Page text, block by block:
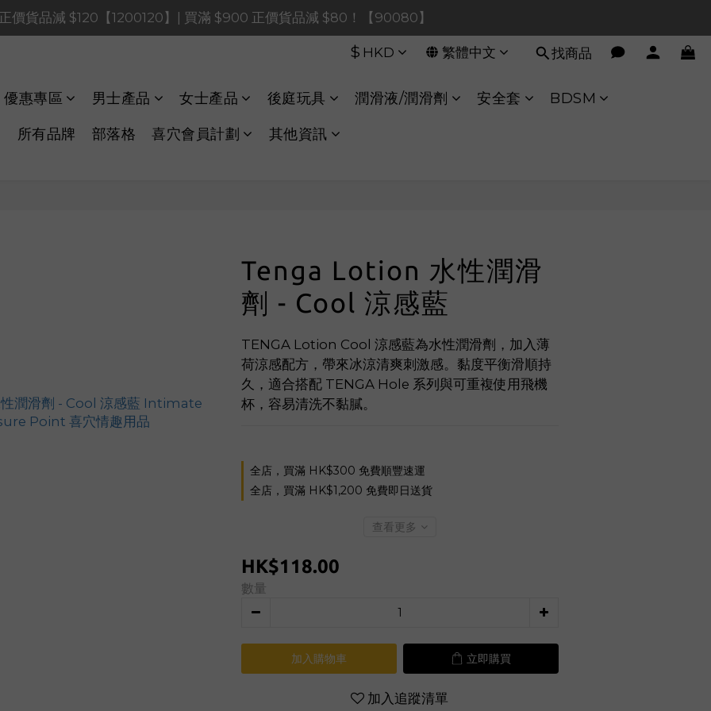
價貨品減 $120【1200120】| 買滿 $900 正價貨品減 $80！【90080】
價貨品減 $120【1200120】| 買滿 $900 正價貨品減 $80！【90080】
正價貨品減 $40【60040】| 買滿 $400 正價貨品減 $20【40020】
Payments FPS將於 2026 年 8 月 9 日（日）凌晨 01:00 至 11:00 暫停交易
價貨品減 $120【1200120】| 買滿 $900 正價貨品減 $80！【90080】
$ HKD 繁體中文 找商品
優惠專區 男士產品 女士產品 後庭玩具 潤滑液/潤滑劑 安全套 BDSM
所有品牌 部落格 喜穴會員計劃 其他資訊
Tenga Lotion 水性潤滑
劑 - Cool 涼感藍
TENGA Lotion Cool 涼感藍為水性潤滑劑，加入薄
荷涼感配方，帶來冰涼清爽刺激感。黏度平衡滑順持
久，適合搭配 TENGA Hole 系列與可重複使用飛機
杯，容易清洗不黏膩。
全店，買滿 HK$300 免費順豐速運
全店，買滿 HK$1,200 免費即日送貨
查看更多
HK$118.00
數量
加入購物車 立即購買
加入追蹤清單